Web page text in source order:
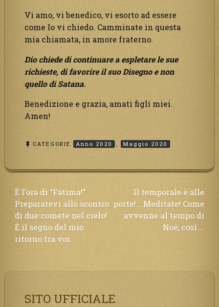
Vi amo, vi benedico, vi esorto ad essere
come Io vi chiedo. Camminate in questa
mia chiamata, in amore fraterno.
Dio chiede di continuare a espletare le sue
richieste, di favorire il suo Disegno e non
quello di Satana.
Benedizione e grazia, amati figli miei.
Amen!
CATEGORIE Anno 2020 , Maggio 2020
Navigazione
articoli
È l’ora di “Fatima!”.
Preparatevi allo scontro
di due comete nel cielo!
È il segno del mio
ritorno tra voi.
Il temporale è alle
porte!… Meditate! Come
avvenne al tempo di
Noè, così …
SITO UFFICIALE